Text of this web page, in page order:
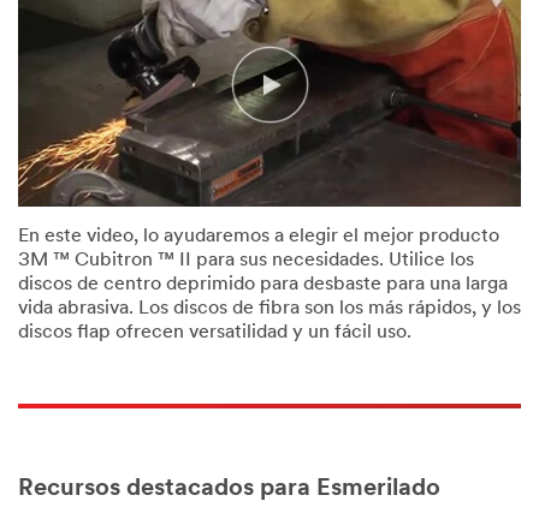
En este video, lo ayudaremos a elegir el mejor producto
3M ™ Cubitron ™ II para sus necesidades. Utilice los
discos de centro deprimido para desbaste para una larga
vida abrasiva. Los discos de fibra son los más rápidos, y los
discos flap ofrecen versatilidad y un fácil uso.
Recursos destacados para Esmerilado